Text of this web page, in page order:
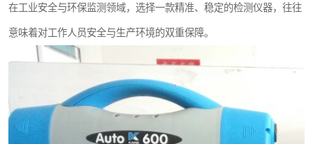
在工业安全与环保监测领域，选择一款精准、稳定的检测仪器，往往
意味着对工作人员安全与生产环境的双重保障。
便携式水质采样器 LB-7035油气回收
便携式超声波明渠流量计
LB-4200高锰酸盐指数仪 LB-62便携式烟气分析仪
烟尘烟气设备 大气采样器